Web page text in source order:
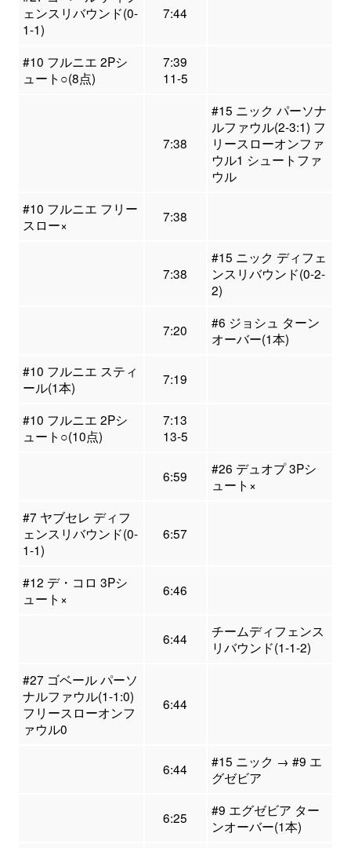
ェンスリバウンド(0-
1-1)
7:44
#10 フルニエ 2Pシ
ュート○(8点)
7:39
11-5
7:38
#15 ニック パーソナ
ルファウル(2-3:1) フ
リースローオンファ
ウル1 シュートファ
ウル
#10 フルニエ フリー
スロー×
7:38
7:38
#15 ニック ディフェ
ンスリバウンド(0-2-
2)
7:20
#6 ジョシュ ターン
オーバー(1本)
#10 フルニエ スティ
ール(1本)
7:19
#10 フルニエ 2Pシ
ュート○(10点)
7:13
13-5
6:59
#26 デュオプ 3Pシ
ュート×
#7 ヤブセレ ディフ
ェンスリバウンド(0-
1-1)
6:57
#12 デ・コロ 3Pシ
ュート×
6:46
6:44
チームディフェンス
リバウンド(1-1-2)
#27 ゴベール パーソ
ナルファウル(1-1:0)
フリースローオンフ
ァウル0
6:44
6:44
#15 ニック → #9 エ
グゼビア
6:25
#9 エグゼビア ター
ンオーバー(1本)